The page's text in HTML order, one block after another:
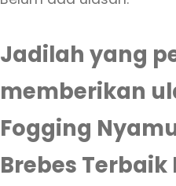
Jadilah yang
memberikan
Fogging
Brebes